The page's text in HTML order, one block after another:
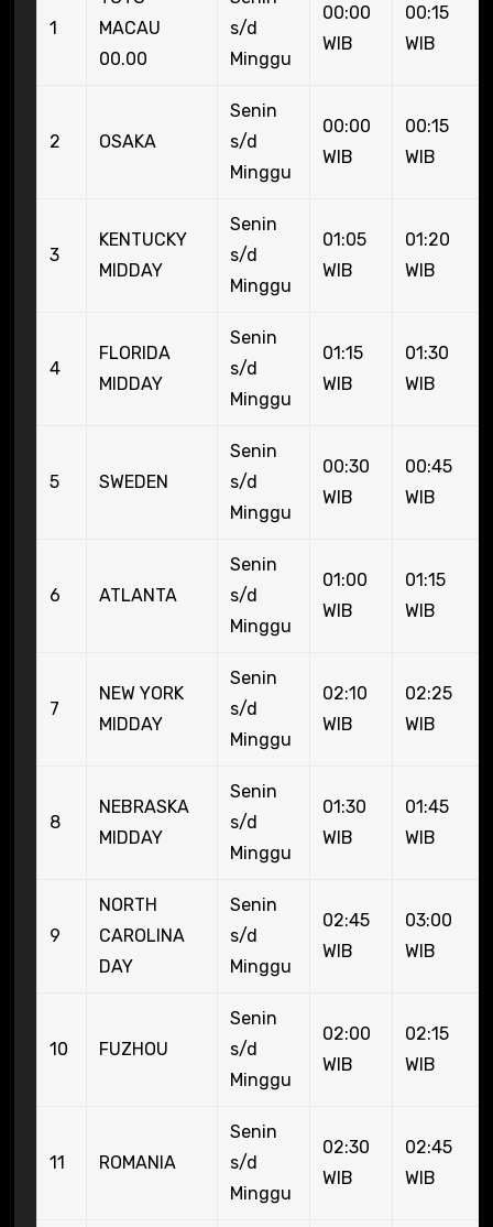
1
MACAU
00.00
s/d
Minggu
00:00
WIB
00:15
WIB
2 OSAKA
Senin
s/d
Minggu
00:00
WIB
00:15
WIB
3
KENTUCKY
MIDDAY
Senin
s/d
Minggu
01:05
WIB
01:20
WIB
4
FLORIDA
MIDDAY
Senin
s/d
Minggu
01:15
WIB
01:30
WIB
5 SWEDEN
Senin
s/d
Minggu
00:30
WIB
00:45
WIB
6 ATLANTA
Senin
s/d
Minggu
01:00
WIB
01:15
WIB
7
NEW YORK
MIDDAY
Senin
s/d
Minggu
02:10
WIB
02:25
WIB
8
NEBRASKA
MIDDAY
Senin
s/d
Minggu
01:30
WIB
01:45
WIB
9
NORTH
CAROLINA
DAY
Senin
s/d
Minggu
02:45
WIB
03:00
WIB
10 FUZHOU
Senin
s/d
Minggu
02:00
WIB
02:15
WIB
11 ROMANIA
Senin
s/d
Minggu
02:30
WIB
02:45
WIB